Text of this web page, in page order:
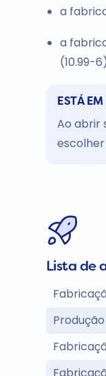
a
a
(10.99-6)
ESTÁ
Ao abrir
escolher
Lista de